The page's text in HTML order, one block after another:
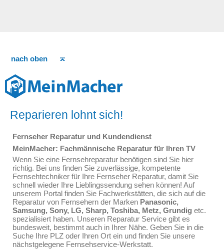
nach oben
Reparieren lohnt sich!
Fernseher Reparatur und Kundendienst
MeinMacher: Fachmännische Reparatur für Ihren TV
Wenn Sie eine Fernsehreparatur benötigen sind Sie hier
richtig. Bei uns finden Sie zuverlässige, kompetente
Fernsehtechniker für Ihre Fernseher Reparatur, damit Sie
schnell wieder Ihre Lieblingssendung sehen können! Auf
unserem Portal finden Sie Fachwerkstätten, die sich auf die
Reparatur von Fernsehern der Marken Panasonic,
Samsung, Sony, LG, Sharp, Toshiba, Metz, Grundig etc.
spezialisiert haben. Unseren Reparatur Service gibt es
bundesweit, bestimmt auch in Ihrer Nähe. Geben Sie in die
Suche Ihre PLZ oder Ihren Ort ein und finden Sie unsere
nächstgelegene Fernsehservice-Werkstatt.